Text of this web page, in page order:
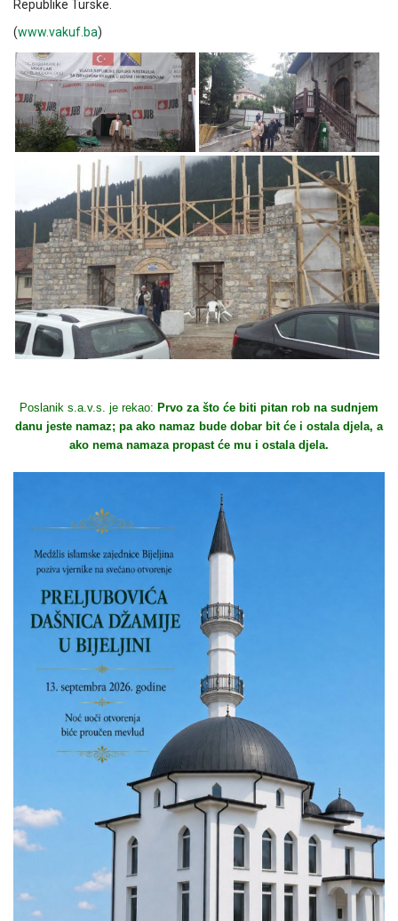
Republike Turske.
(www.vakuf.ba)
Poslanik s.a.v.s. je rekao: Prvo za što će biti pitan rob na sudnjem
danu jeste namaz; pa ako namaz bude dobar bit će i ostala djela, a
ako nema namaza propast će mu i ostala djela.